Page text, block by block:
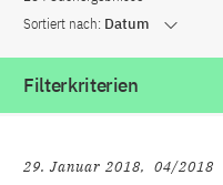
Sortiert nach: Datum
Filterkriterien
29. Januar 2018 04/2018